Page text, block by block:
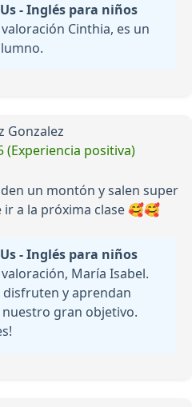
- Inglés para niños
Cinthia, es un
Gonzalez
(Experiencia positiva)
un montón y salen super
ir a la próxima clase 🥰🥰
- Inglés para niños
María Isabel.
y aprendan
gran objetivo.